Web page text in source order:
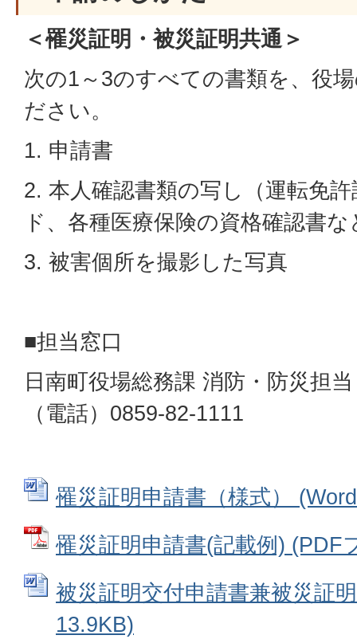
＜罹災証明・被災証明共通＞
次の1～3のすべての書類を、役
ださい。
1. 申請書
2. 本人確認書類の写し（運転免
ド、各種医療保険の資格確認書な
3. 被害個所を撮影した写真
■担当窓口
日南町役場総務課 消防・防災担当
（電話）0859-82-1111
罹災証明申請書（様式）
罹災証明申請書(記載例) (PDF
被災証明交付申請書兼被災証
13.9KB)